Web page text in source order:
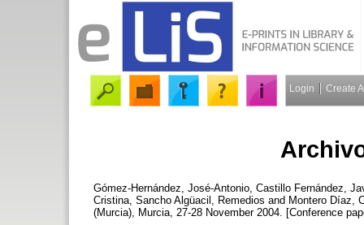
Login Create
Gómez-Hernández, José-Antonio Castillo Fernández,
Cristina Sancho Algüacil, Remedios and Montero Díaz,
(Murcia), Murcia, 27-28 November 2004. [Conference